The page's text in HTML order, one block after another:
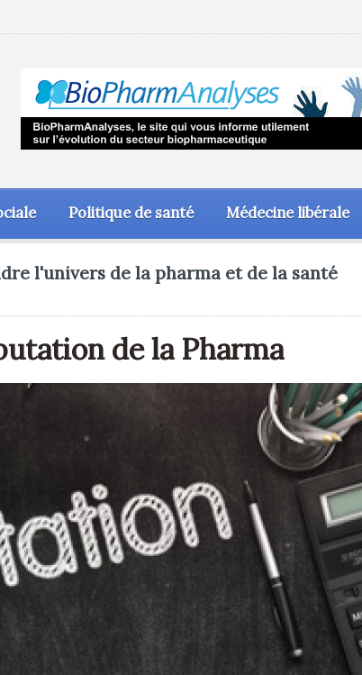
Politique de santé Médecine libérale
l'univers de la pharma et de la santé
de la Pharma